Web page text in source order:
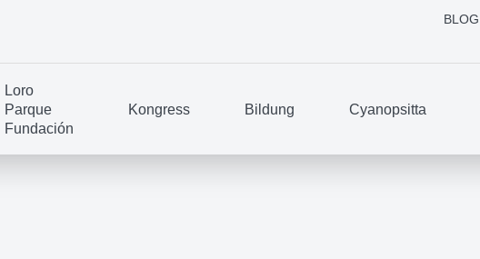
BLOG
Loro
Parque
Fundación
Kongress Bildung Cyanopsitta